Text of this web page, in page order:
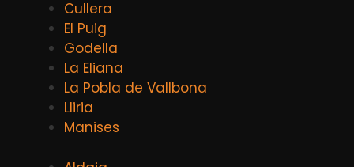
Cullera
El Puig
Godella
La Eliana
La Pobla de Vallbona
Lliria
Manises